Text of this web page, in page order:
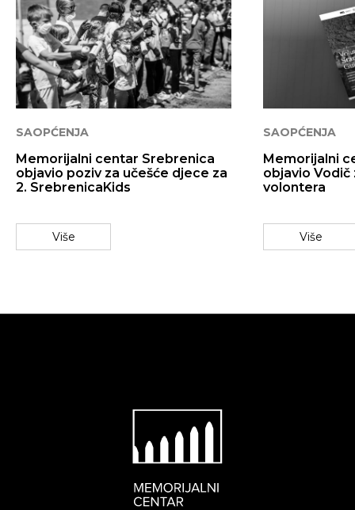
SAOPĆENJA
Memorijalni centar Srebrenica
objavio poziv za učešće djece za
2. SrebrenicaKids
Više
SAOPĆENJA
Memorijalni
objavio
volontera
Više